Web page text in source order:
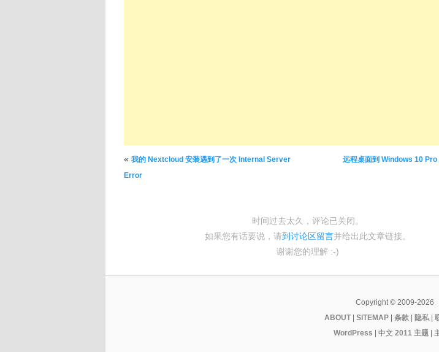
文章导航
« 我的 Nextcloud 安装遇到了一次 Internal Server
Error
远程桌面到 Windows 10 Pro
时间过去太久，评论已关闭。
如果您有话要说，请到讨论区留言并给出此文章链接。
谢谢您的理解 :-)
Copyright © 2009-2026
ABOUT | SITEMAP | 条款 | 隐私 |
WordPress | 中文 2011 主题 |